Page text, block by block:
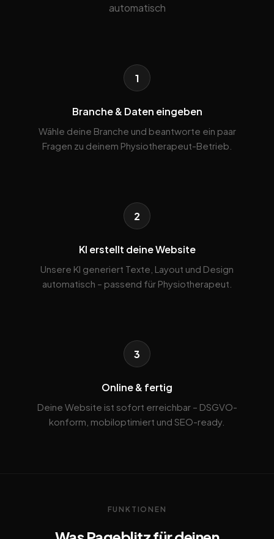
automatisch
1
Branche & Daten eingeben
Wähle deine Branche und beantworte ein paar
Fragen zu deinem Physiotherapeut-Betrieb.
2
KI erstellt deine Website
Unsere KI generiert Texte, Layout und Design
automatisch – passend für Physiotherapeut.
3
Online & fertig
Deine Website ist sofort erreichbar – DSGVO-
konform, mobiloptimiert und SEO-ready.
FUNKTIONEN